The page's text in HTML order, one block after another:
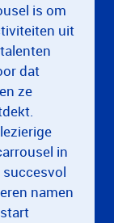
is om
uit
dat
ze
in
namen